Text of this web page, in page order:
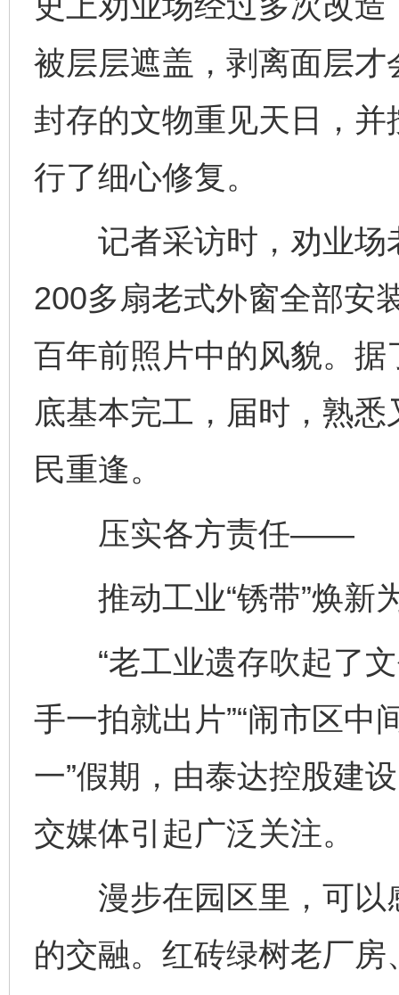
被层层遮盖，剥离面层
封存的文物重见天日，并
行了细心修复。
记者采访时，劝业场
200多扇老式外窗全部安
百年前照片中的风貌。
底基本完工，届时，熟
民重逢。
压实各方责任——
推动工业“锈带”焕新为
“老工业遗存吹起了文
手一拍就出片”“闹市区
一”假期，由泰达控股建
交媒体引起广泛关注。
漫步在园区里，可以
的交融。红砖绿树老厂